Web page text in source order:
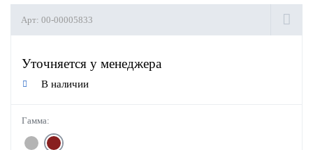
Арт: 00-00005833
Уточняется у менеджера
В наличии
Гамма: